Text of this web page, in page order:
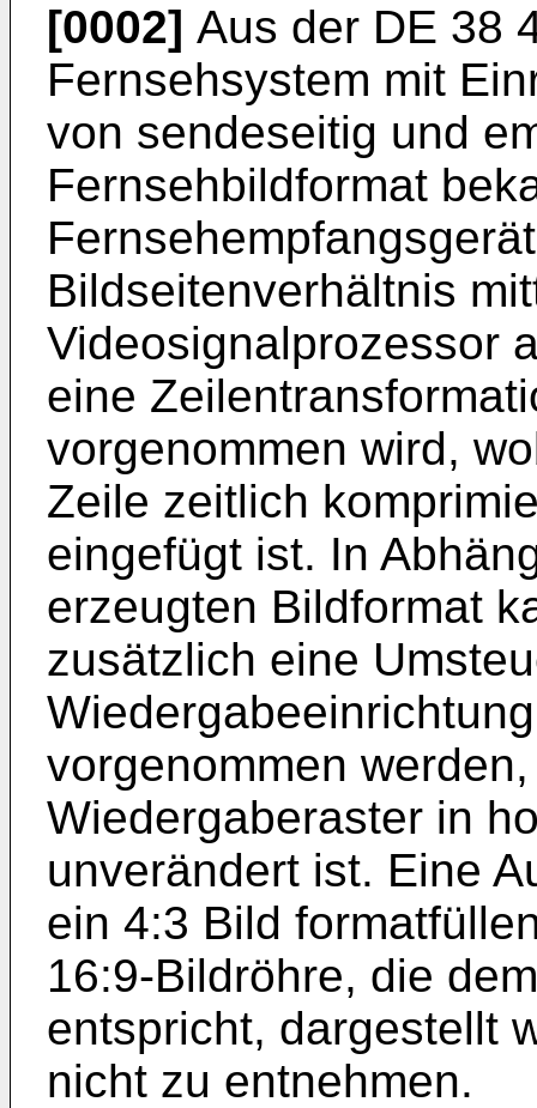
[0002] Aus der DE 38
Fernsehsystem mit
von sendeseitig und
Fernsehbildformat
Bildseitenverhältnis
Videosignalprozessor
eine
vorgenommen wird,
Zeile zeitlich
eingefügt ist. In
erzeugten Bildformat
zusätzlich eine
vorgenommen
Wiedergaberaster in
unverändert ist. Eine
ein 4:3 Bild
16:9-Bildröhre, die
entspricht, dargestellt
nicht zu entnehmen.